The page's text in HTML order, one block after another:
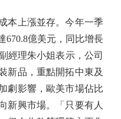
上漲並存。今年一季
670.8億美元，同比增長
經理朱小姐表示，公司
新品，重點開拓中東及
劇影響，歐美市場佔比
新興市場。「只要有人